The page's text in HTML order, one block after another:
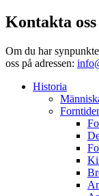
Kontakta oss
Om du har
oss på adressen:
Historia